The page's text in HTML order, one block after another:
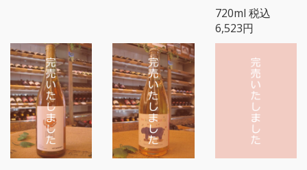
720ml 税込
6,523円